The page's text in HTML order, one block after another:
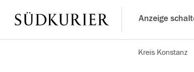
Anzeige
Kreis Konstanz